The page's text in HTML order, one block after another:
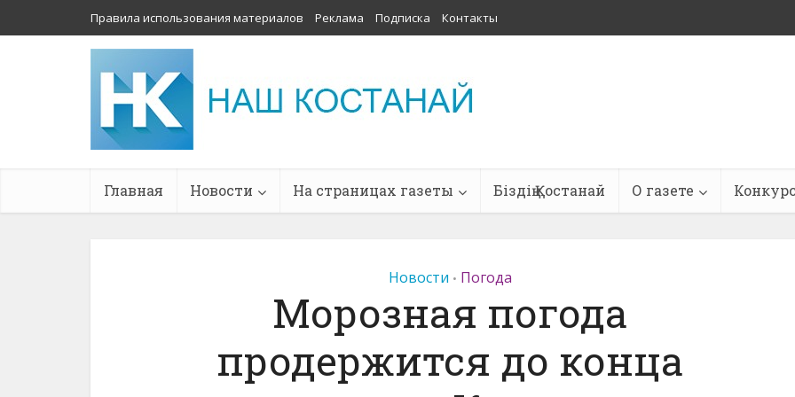
Правила использования материалов Реклама Подписка Контакты
Главная Новости На страницах газеты Біздің Қостанай О газете
Новости • Погода
Морозная погода
продержится до конца